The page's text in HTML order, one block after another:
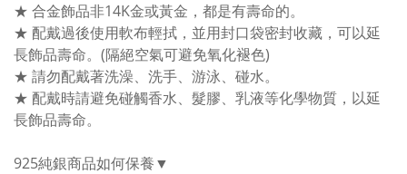
★ 合金飾品非14K金或黃金，都是有壽命的。
★ 配戴過後使用軟布輕拭，並用封口袋密封收藏，可以延
長飾品壽命。(隔絕空氣可避免氧化褪色)
★ 請勿配戴著洗澡、洗手、游泳、碰水。
★ 配戴時請避免碰觸香水、髮膠、乳液等化學物質，以延
長飾品壽命。
925純銀商品如何保養▼